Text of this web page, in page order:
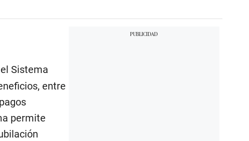
Sistema
entre
permite